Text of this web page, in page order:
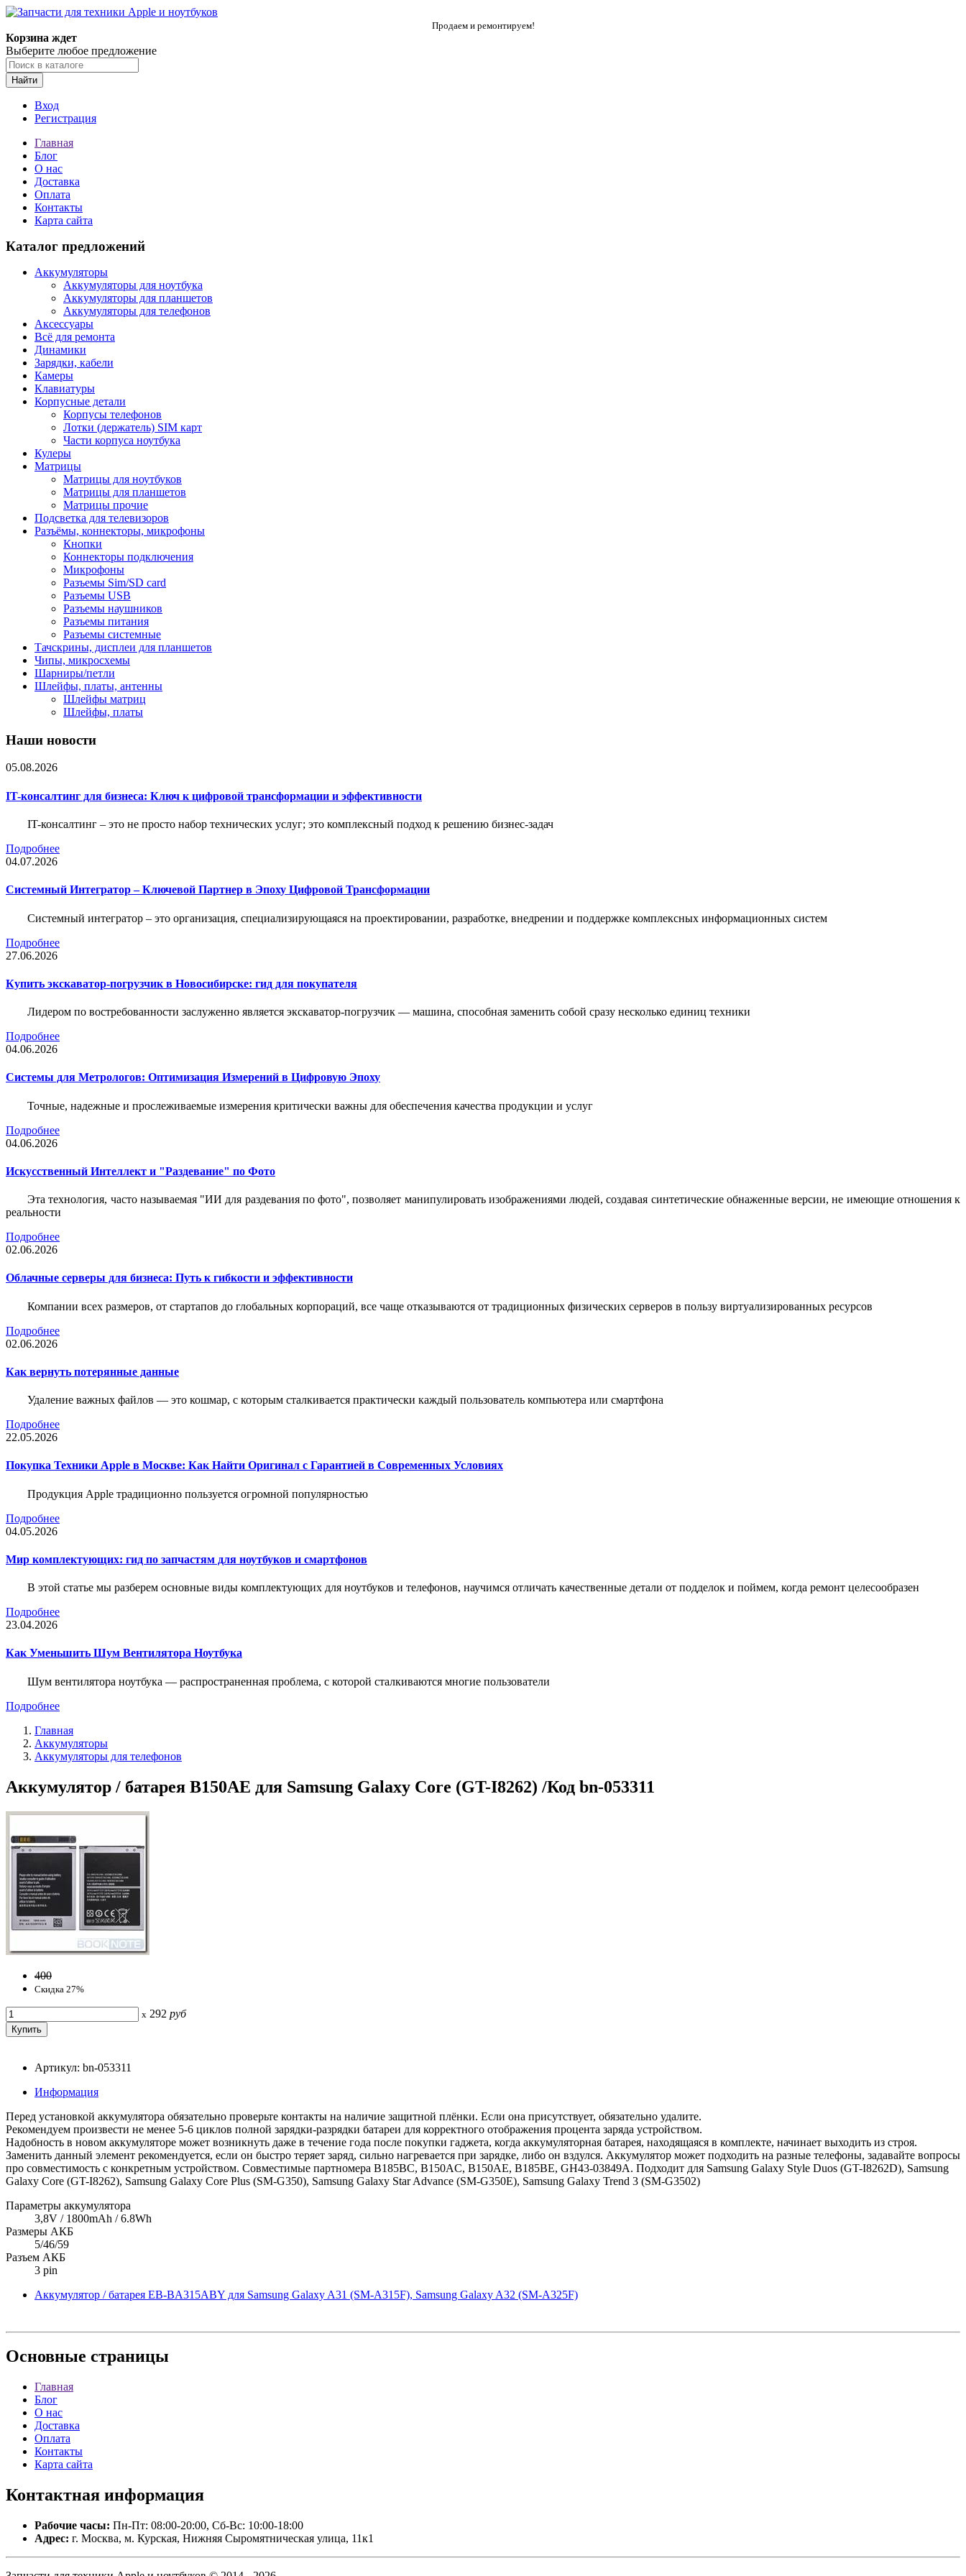
Продаем и ремонтируем!
Корзина ждет
Выберите любое предложение
Найти
Вход
Регистрация
Главная
Блог
О нас
Доставка
Оплата
Контакты
Карта сайта
Каталог предложений
Аккумуляторы
Аккумуляторы для ноутбука
Аккумуляторы для планшетов
Аккумуляторы для телефонов
Аксессуары
Всё для ремонта
Динамики
Зарядки, кабели
Камеры
Клавиатуры
Корпусные детали
Корпусы телефонов
Лотки (держатель) SIM карт
Части корпуса ноутбука
Кулеры
Матрицы
Матрицы для ноутбуков
Матрицы для планшетов
Матрицы прочие
Подсветка для телевизоров
Разъёмы, коннекторы, микрофоны
Кнопки
Коннекторы подключения
Микрофоны
Разъемы Sim/SD card
Разъемы USB
Разъемы наушников
Разъемы питания
Разъемы системные
Тачскрины, дисплеи для планшетов
Чипы, микросхемы
Шарниры/петли
Шлейфы, платы, антенны
Шлейфы матриц
Шлейфы, платы
Наши новости
05.08.2026
IT-консалтинг для бизнеса: Ключ к цифровой трансформации и эффективности
IT-консалтинг – это не просто набор технических услуг; это комплексный подход к решению бизнес-задач
Подробнее
04.07.2026
Системный Интегратор – Ключевой Партнер в Эпоху Цифровой Трансформации
Системный интегратор – это организация, специализирующаяся на проектировании, разработке, внедрении и поддержке комплексных информационных систем
Подробнее
27.06.2026
Купить экскаватор-погрузчик в Новосибирске: гид для покупателя
Лидером по востребованности заслуженно является экскаватор-погрузчик — машина, способная заменить собой сразу несколько единиц техники
Подробнее
04.06.2026
Системы для Метрологов: Оптимизация Измерений в Цифровую Эпоху
Точные, надежные и прослеживаемые измерения критически важны для обеспечения качества продукции и услуг
Подробнее
04.06.2026
Искусственный Интеллект и "Раздевание" по Фото
Эта технология, часто называемая "ИИ для раздевания по фото", позволяет манипулировать изображениями людей, создавая синтетические обнаженные версии, не имеющие отношения к
реальности
Подробнее
02.06.2026
Облачные серверы для бизнеса: Путь к гибкости и эффективности
Компании всех размеров, от стартапов до глобальных корпораций, все чаще отказываются от традиционных физических серверов в пользу виртуализированных ресурсов
Подробнее
02.06.2026
Как вернуть потерянные данные
Удаление важных файлов — это кошмар, с которым сталкивается практически каждый пользователь компьютера или смартфона
Подробнее
22.05.2026
Покупка Техники Apple в Москве: Как Найти Оригинал с Гарантией в Современных Условиях
Продукция Apple традиционно пользуется огромной популярностью
Подробнее
04.05.2026
Мир комплектующих: гид по запчастям для ноутбуков и смартфонов
В этой статье мы разберем основные виды комплектующих для ноутбуков и телефонов, научимся отличать качественные детали от подделок и поймем, когда ремонт целесообразен
Подробнее
23.04.2026
Как Уменьшить Шум Вентилятора Ноутбука
Шум вентилятора ноутбука — распространенная проблема, с которой сталкиваются многие пользователи
Подробнее
Главная
Аккумуляторы
Аккумуляторы для телефонов
Аккумулятор / батарея B150AE для Samsung Galaxy Core (GT-I8262) /Код bn-053311
400
Скидка 27%
x 292 руб
Артикул: bn-053311
Информация
Перед установкой аккумулятора обязательно проверьте контакты на наличие защитной плёнки. Если она присутствует, обязательно удалите.
Рекомендуем произвести не менее 5-6 циклов полной зарядки-разрядки батареи для корректного отображения процента заряда устройством.
Надобность в новом аккумуляторе может возникнуть даже в течение года после покупки гаджета, когда аккумуляторная батарея, находящаяся в комплекте, начинает выходить из строя.
Заменить данный элемент рекомендуется, если он быстро теряет заряд, сильно нагревается при зарядке, либо он вздулся. Аккумулятор может подходить на разные телефоны, задавайте вопросы
про совместимость с конкретным устройством. Совместимые партномера B185BC, B150AC, B150AE, B185BE, GH43-03849A. Подходит для Samsung Galaxy Style Duos (GT-I8262D), Samsung
Galaxy Core (GT-I8262), Samsung Galaxy Core Plus (SM-G350), Samsung Galaxy Star Advance (SM-G350E), Samsung Galaxy Trend 3 (SM-G3502)
Параметры аккумулятора
3,8V / 1800mAh / 6.8Wh
Размеры АКБ
5/46/59
Разъем АКБ
3 pin
Аккумулятор / батарея EB-BA315ABY для Samsung Galaxy A31 (SM-A315F), Samsung Galaxy A32 (SM-A325F)
Основные страницы
Главная
Блог
О нас
Доставка
Оплата
Контакты
Карта сайта
Контактная информация
Рабочие часы: Пн-Пт: 08:00-20:00, Сб-Вс: 10:00-18:00
Адрес: г. Москва, м. Курская, Нижняя Сыромятническая улица, 11к1